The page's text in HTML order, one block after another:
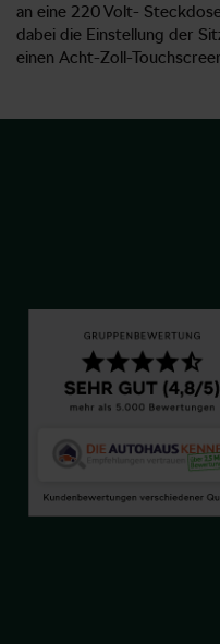
an eine 220 Volt-
dabei die Einstellung der
einen Acht-Zoll-